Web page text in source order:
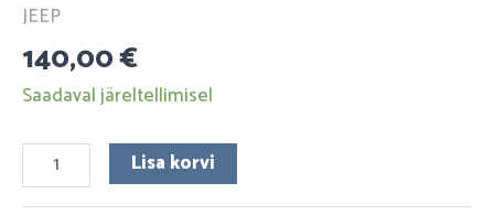
JEEP
140,00€
Saadaval järeltellimisel
Lisa korvi